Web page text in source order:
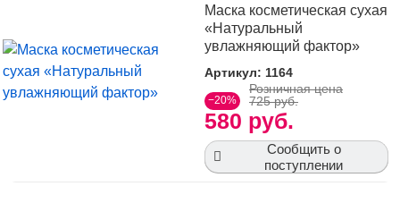
Маска косметическая сухая
«Натуральный
увлажняющий фактор»
Артикул: 1164
−20%
580 руб.
Розничная цена
725 руб.
Сообщить о
поступлении